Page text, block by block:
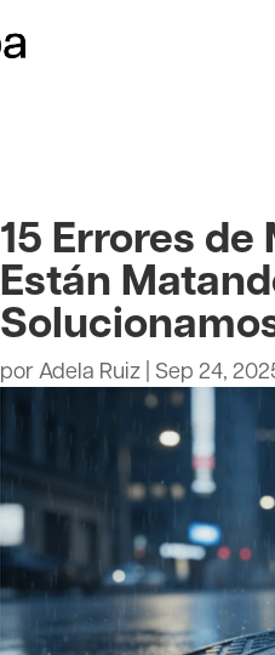
15 Errores
Están
porAdela Ruiz Sep 24,